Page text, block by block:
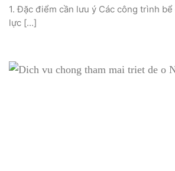
1. Đặc điểm cần lưu ý Các công trình
lực [...]